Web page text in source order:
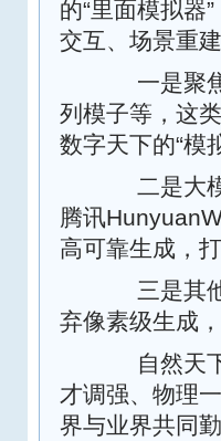
的“里面模拟器
交互、场景重
一是聚焦
列模子等，这
数字天下的“模
二是大模
腾讯
高可靠生成，
三是其他
弃像素级生成
自然天下
才调强、物理
界与业界共同